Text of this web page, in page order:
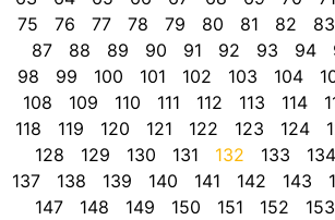
75
76 77 78 79 80 81 82 83
87
88 89 90 91 92 93 94
98
99 100 101 102 103 104
108
109 110 111 112 113 114
118
119 120 121 122 123 124
128
129 130 131 132 133 134
137
138 139 140 141 142 143
147
148 149 150 151 152 153